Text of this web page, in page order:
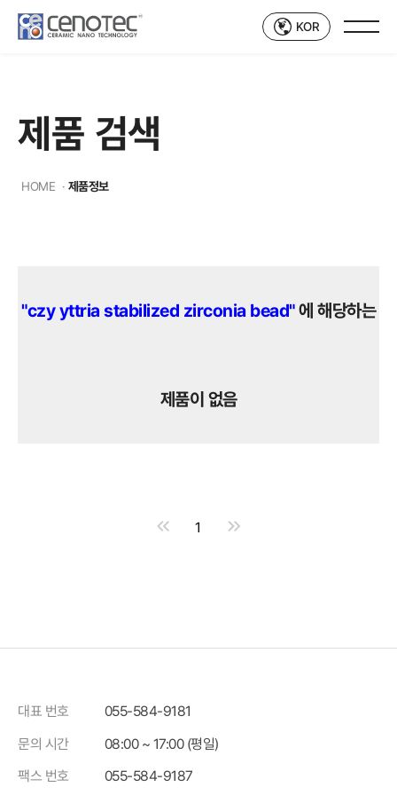
KOR
제품 검색
HOME · 제품정보
"czy yttria stabilized zirconia bead"에 해당하는
제품이 없음
1
대표 번호
055-584-9181
문의 시간
08:00 ~ 17:00 (평일)
팩스 번호
055-584-9187